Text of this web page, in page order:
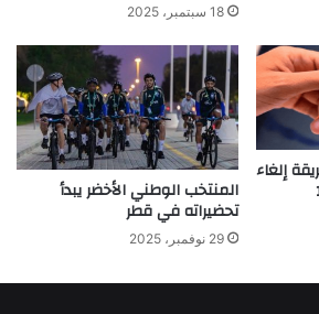
18 سبتمبر، 2025
إلغاء
المنتخب الوطني الأخضر يبدأ
تحضيراته في قطر
29 نوفمبر، 2025